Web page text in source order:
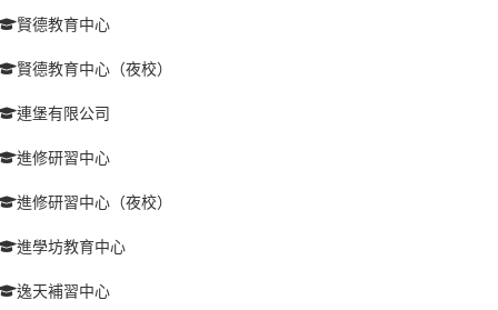
賢德教育中心
賢德教育中心（夜校）
連堡有限公司
進修研習中心
進修研習中心（夜校）
進學坊教育中心
逸天補習中心